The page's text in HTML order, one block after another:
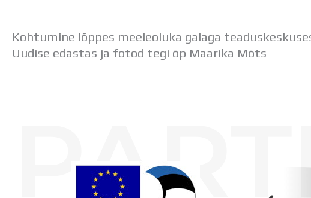
Kohtumine lõppes meeleoluka galaga
Uudise edastas ja fotod tegi õp Maarika Mõts